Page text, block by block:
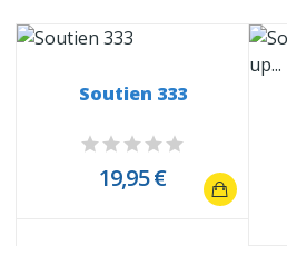
Soutien 333
19,95 €